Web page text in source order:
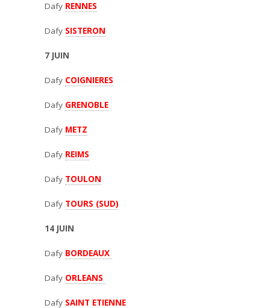
Dafy RENNES
Dafy SISTERON
7 JUIN
Dafy COIGNIERES
Dafy GRENOBLE
Dafy METZ
Dafy REIMS
Dafy TOULON
Dafy TOURS (SUD)
14 JUIN
Dafy BORDEAUX
Dafy ORLEANS
Dafy SAINT ETIENNE